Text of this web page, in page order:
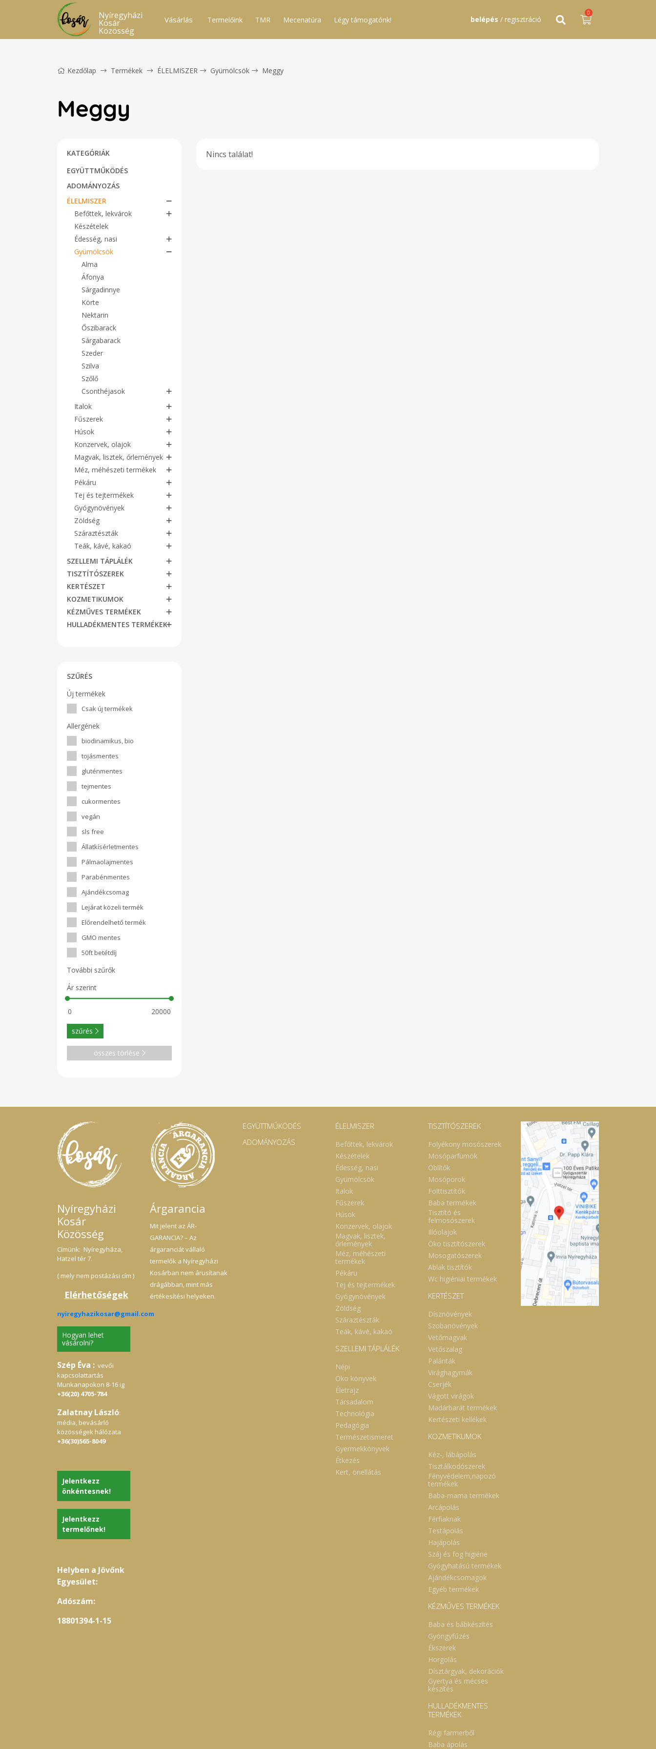
Nyíregyházi
Kosár
Közösség
Vásárlás Termelőink TMR Mecenatúra Légy támogatónk! belépés / regisztráció
0
Kezdőlap Termékek ÉLELMISZER Gyümölcsök Meggy
Meggy
KATEGÓRIÁK
EGYÜTTMŰKÖDÉS
ADOMÁNYOZÁS
ÉLELMISZER
Befőttek, lekvárok
Készételek
Édesség, nasi
Gyümölcsök
Alma
Áfonya
Sárgadinnye
Körte
Nektarin
Őszibarack
Sárgabarack
Szeder
Szilva
Szőlő
Csonthéjasok
Italok
Fűszerek
Húsok
Konzervek, olajok
Magvak, lisztek, őrlemények
Méz, méhészeti termékek
Pékáru
Tej és tejtermékek
Gyógynövények
Zöldség
Száraztészták
Teák, kávé, kakaó
SZELLEMI TÁPLÁLÉK
TISZTÍTÓSZEREK
KERTÉSZET
KOZMETIKUMOK
KÉZMŰVES TERMÉKEK
HULLADÉKMENTES TERMÉKEK
SZŰRÉS
Új termékek
Csak új termékek
Allergének
biodinamikus, bio
tojásmentes
gluténmentes
tejmentes
cukormentes
vegán
sls free
Állatkísérletmentes
Pálmaolajmentes
Parabénmentes
Ajándékcsomag
Lejárat közeli termék
Előrendelhető termék
GMO mentes
50ft betétdíj
További szűrők
Ár szerint
szűrés
összes törlése
Nincs találat!
Nyíregyházi
Kosár
Közösség
Címünk: Nyíregyháza,
Hatzel tér 7.
( mely nem postázási cím )
Elérhetőségek
nyiregyhazikosar@gmail.com
Hogyan lehet
vásárolni?
Szép Éva : vevői
kapcsolattartás
Munkanapokon 8-16 ig
+36(20) 4705-784
Zalatnay László:
média, bevásárló
közösségek hálózata
+36(30)565-8049
Jelentkezz
önkéntesnek!
Jelentkezz
termelőnek!
Helyben a Jövőnk
Egyesület:
Adószám:
18801394-1-15
Árgarancia
Mit jelent az ÁR-
GARANCIA? – Az
árgaranciát vállaló
termelők a Nyíregyházi
Kosárban nem árusítanak
drágábban, mint más
értékesítési helyeken.
EGYÜTTMŰKÖDÉS
ADOMÁNYOZÁS
ÉLELMISZER
Befőttek, lekvárok
Készételek
Édesség, nasi
Gyümölcsök
Italok
Fűszerek
Húsok
Konzervek, olajok
Magvak, lisztek,
őrlemények
Méz, méhészeti
termékek
Pékáru
Tej és tejtermékek
Gyógynövények
Zöldség
Száraztészták
Teák, kávé, kakaó
SZELLEMI TÁPLÁLÉK
Népi
Öko könyvek
Életrajz
Társadalom
Technológia
Pedagógia
Természetismeret
Gyermekkönyvek
Étkezés
Kert, önellátás
TISZTÍTÓSZEREK
Folyékony mosószerek
Mosóparfümök
Öblítők
Mosóporok
Folttisztítók
Baba termékek
Tisztító és
felmosószerek
Illóolajok
Öko tisztítószerek
Mosogatószerek
Ablak tisztítók
Wc higiéniai termékek
KERTÉSZET
Dísznövények
Szobanövények
Vetőmagvak
Vetőszalag
Palánták
Virághagymák
Cserjék
Vágott virágok
Madárbarát termékek
Kertészeti kellékek
KOZMETIKUMOK
Kéz-, lábápolás
Tisztálkodószerek
Fényvédelem,napozó
termékek
Baba-mama termékek
Arcápolás
Férfiaknak
Testápolás
Hajápolás
Száj és fog higiéne
Gyógyhatású termékek
Ajándékcsomagok
Egyéb termékek
KÉZMŰVES TERMÉKEK
Baba és bábkészítés
Gyöngyfűzés
Ékszerek
Horgolás
Dísztárgyak, dekorációk
Gyertya és mécses
készítés
HULLADÉKMENTES
TERMÉKEK
Régi farmerből
Baba ápolás